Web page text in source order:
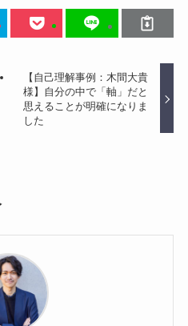
【自己理解事例：木間大貴
様】自分の中で「軸」だと
思えることが明確になりま
した